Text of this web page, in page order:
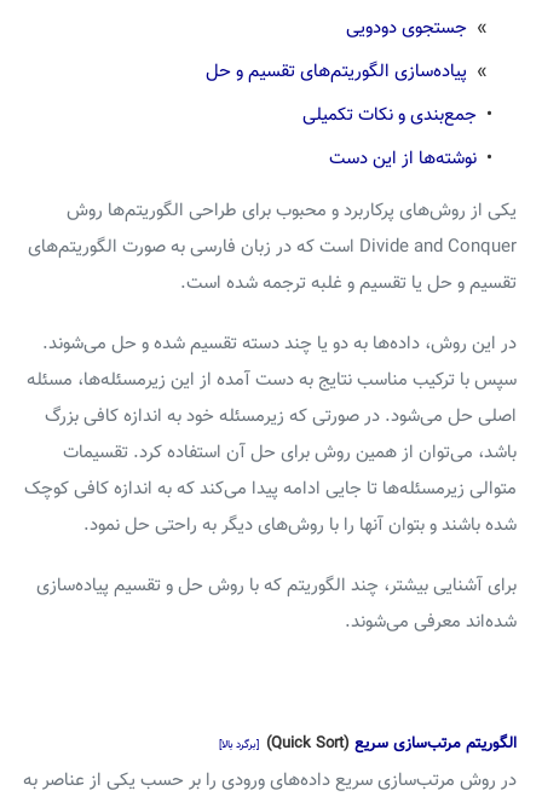
»جستجوی دودویی
»پیاده‌سازی الگوریتم‌های تقسیم و حل
جمع‌بندی و نکات تکمیلی
نوشته‌ها از این دست
یکی از روش‌های پرکاربرد و محبوب برای طراحی الگوریتم‌ها روش
Divide and Conquer است که در زبان فارسی به صورت الگوریتم‌های
تقسیم و حل یا تقسیم و غلبه ترجمه شده است.
در این روش، داده‌ها به دو یا چند دسته تقسیم شده و حل می‌شوند.
سپس با ترکیب مناسب نتایج به دست آمده از این زیرمسئله‌ها، مسئله
اصلی حل می‌شود. در صورتی که زیرمسئله خود به اندازه کافی بزرگ
باشد، می‌توان از همین روش برای حل آن استفاده کرد. تقسیمات
متوالی زیرمسئله‌ها تا جایی ادامه پیدا می‌کند که به اندازه کافی کوچک
شده باشند و بتوان آنها را با روش‌های دیگر به راحتی حل نمود.
برای آشنایی بیشتر، چند الگوریتم که با روش حل و تقسیم پیاده‌سازی
شده‌اند معرفی می‌شوند.
الگوریتم مرتب‌سازی سریع(Quick Sort) [برگرد بالا]
در روش مرتب‌سازی سریع داده‌های ورودی را بر حسب یکی از عناصر به